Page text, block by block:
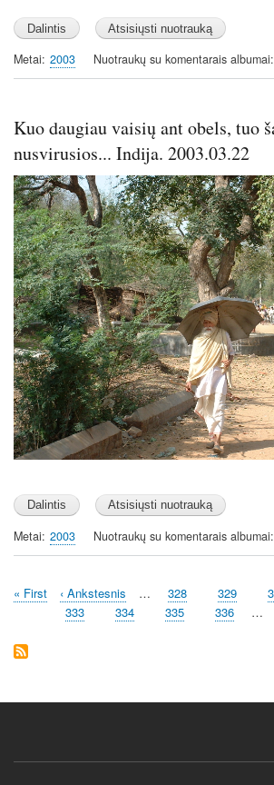
Metai 2003 Nuotraukų su komentarais albumai
Kuo daugiau vaisių ant obels, tuo
nusvirusios... Indija. 2003.03.22
Image
Metai 2003 Nuotraukų su komentarais albumai
Pagination
First
« First
Previous
page
‹ Ankstesnis … Page
328 Page
329
Page
333 Page
334 Page
335 Page
336 …